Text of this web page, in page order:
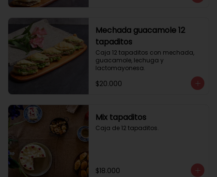
Mechada guacamole 12
tapaditos
Caja 12 tapaditos con mechada,
guacamole, lechuga y
lactomayonesa.
$20.000
Mix tapaditos
Caja de 12 tapaditos.
$18.000